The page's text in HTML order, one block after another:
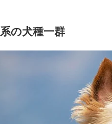
の犬種一群